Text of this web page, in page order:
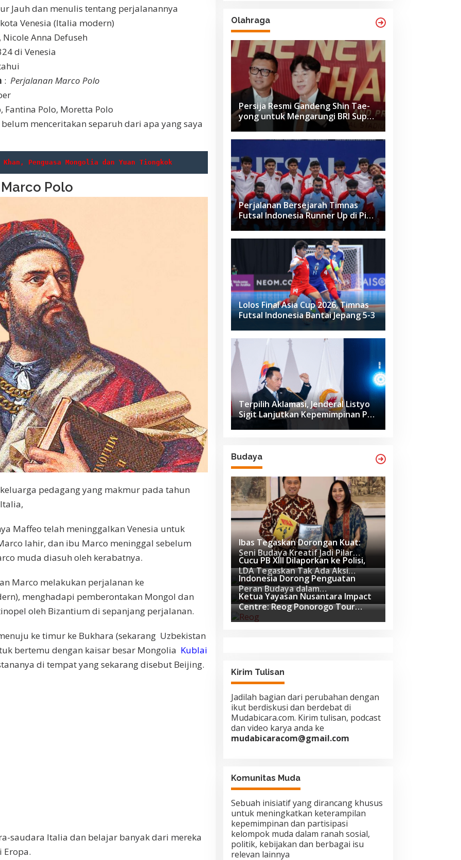
Jauh dan menulis tentang perjalanannya
Venesia (Italia modern)
Nicole Anna Defuseh
di Venesia
: Perjalanan Marco Polo
Fantina Polo, Moretta Polo
belum menceritakan separuh dari apa yang saya
Penguasa Mongolia dan Yuan Tiongkok
Marco Polo
pedagang yang makmur pada tahun
Maffeo telah meninggalkan Venesia untuk
lahir, dan ibu Marco meninggal sebelum
muda diasuh oleh kerabatnya.
Marco melakukan perjalanan ke
menghadapi pemberontakan Mongol dan
oleh Bizantium di sepanjang perjalanan.
ke timur ke Bukhara (sekarang Uzbekistan
bertemu dengan kaisar besar Mongolia Kublai
di tempat yang sekarang disebut Beijing.
saudara Italia dan belajar banyak dari mereka
Eropa.
Olahraga
Persija Resmi Gandeng Shin Tae-
yong untuk Mengarungi BRI Super
League 2026-2027
Perjalanan Bersejarah Timnas
Futsal Indonesia Runner Up di Piala
Asia Futsal 2026
Lolos Final Asia Cup 2026, Timnas
Futsal Indonesia Bantai Jepang 5-3
Terpilih Aklamasi, Jenderal Listyo
Sigit Lanjutkan Kepemimpinan PB
ISSI hingga 2029
Budaya
Ibas Tegaskan Dorongan Kuat:
Seni Budaya Kreatif Jadi Pilar
Utama Identitas dan Ekonomi
Nasional
Cucu PB XIII Dilaporkan ke Polisi,
LDA Tegaskan Tak Ada Aksi
Pemukulan
Indonesia Dorong Penguatan
Peran Budaya dalam
Pembangunan Global di Forum G20
Afrika Selatan
Ketua Yayasan Nusantara Impact
Centre: Reog Ponorogo Tour
Europe adalah Langkah Strategis
Kirim Tulisan
Jadilah bagian dari perubahan dengan
ikut berdiskusi dan berdebat di
Mudabicara.com. Kirim tulisan, podcast
dan video karya anda ke
mudabicaracom@gmail.com
Komunitas Muda
Sebuah inisiatif yang dirancang khusus
untuk meningkatkan keterampilan
kepemimpinan dan partisipasi
kelompok muda dalam ranah sosial,
politik, kebijakan dan berbagai isu
relevan lainnya